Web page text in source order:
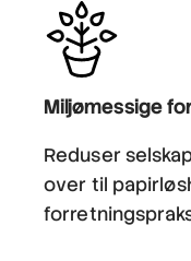
Miljømessige
Reduser
over til